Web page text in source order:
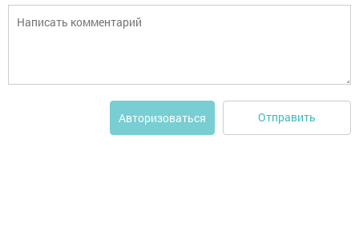
Авторизоваться Отправить